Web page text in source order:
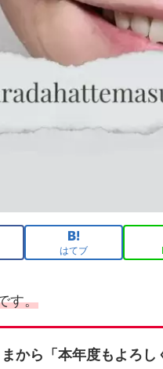
はてブ
す。
から「本年度もよろ